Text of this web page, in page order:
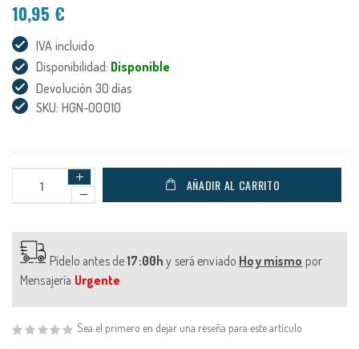
10,95 €
IVA incluido
Disponibilidad: Disponible
Devolución 30 días
SKU: HGN-00010
AÑADIR AL CARRITO
Pídelo antes de17:00h y será enviado Hoy mismo por
Mensajería Urgente
Sea el primero en dejar una reseña para este artículo